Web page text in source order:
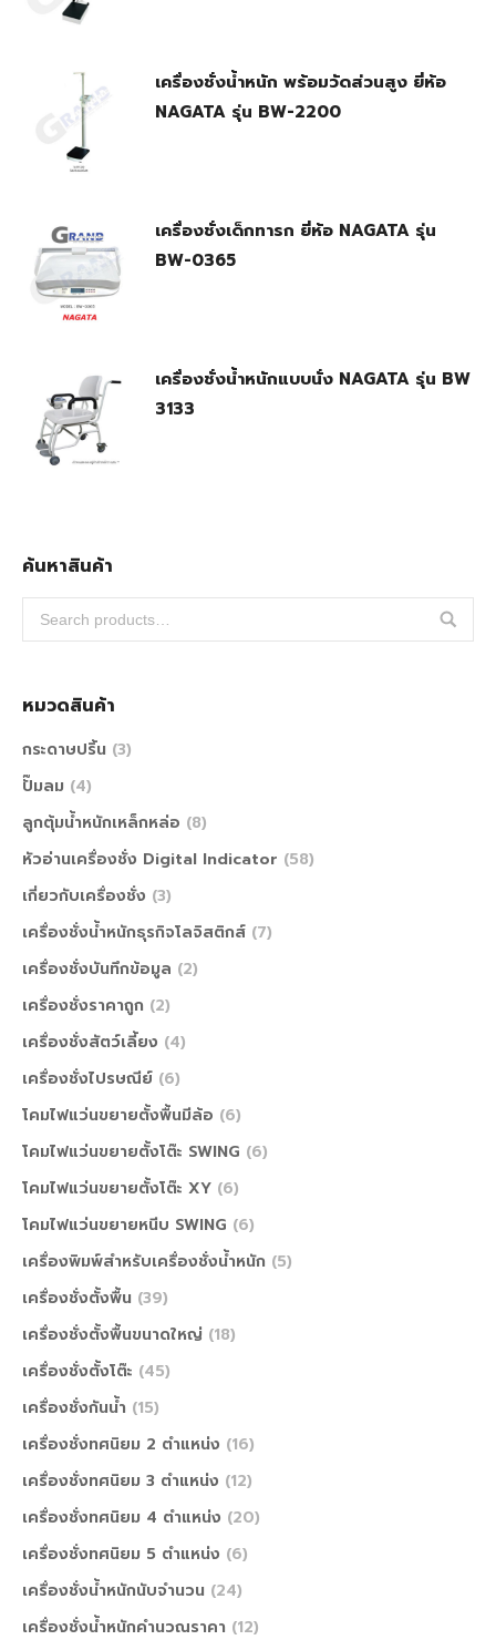
เครื่องชั่งน้ําหนัก พร้อมวัดส่วนสูง ยี่ห้อ
NAGATA รุ่น BW-2200
เครื่องชั่งเด็กทารก ยี่ห้อ NAGATA รุ่น
BW-0365
เครื่องชั่งน้ำหนักแบบนั่ง NAGATA รุ่น BW
3133
ค้นหาสินค้า
หมวดสินค้า
กระดาษปริ้น (3)
ปั๊มลม (4)
ลูกตุ้มน้ำหนักเหล็กหล่อ (8)
หัวอ่านเครื่องชั่ง Digital Indicator (58)
เกี่ยวกับเครื่องชั่ง (3)
เครื่องชั่งน้ำหนักธุรกิจโลจิสติกส์ (7)
เครื่องชั่งบันทึกข้อมูล (2)
เครื่องชั่งราคาถูก (2)
เครื่องชั่งสัตว์เลี้ยง (4)
เครื่องชั่งไปรษณีย์ (6)
โคมไฟแว่นขยายตั้งพื้นมีล้อ (6)
โคมไฟแว่นขยายตั้งโต๊ะ SWING (6)
โคมไฟแว่นขยายตั้งโต๊ะ XY (6)
โคมไฟแว่นขยายหนีบ SWING (6)
เครื่องพิมพ์สำหรับเครื่องชั่งน้ำหนัก (5)
เครื่องชั่งตั้งพื้น (39)
เครื่องชั่งตั้งพื้นขนาดใหญ่ (18)
เครื่องชั่งตั้งโต๊ะ (45)
เครื่องชั่งกันน้ำ (15)
เครื่องชั่งทศนิยม 2 ตำแหน่ง (16)
เครื่องชั่งทศนิยม 3 ตำแหน่ง (12)
เครื่องชั่งทศนิยม 4 ตำแหน่ง (20)
เครื่องชั่งทศนิยม 5 ตำแหน่ง (6)
เครื่องชั่งน้ำหนักนับจำนวน (24)
เครื่องชั่งน้ำหนักคำนวณราคา (12)